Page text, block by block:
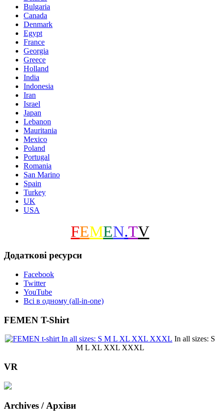
Bulgaria
Canada
Denmark
Egypt
France
Georgia
Greece
Holland
India
Indonesia
Iran
Israel
Japan
Lebanon
Mauritania
Mexico
Poland
Portugal
Romania
San Marino
Spain
Turkey
UK
USA
FEMEN.TV
Додаткові ресурси
Facebook
Twitter
YouTube
Всі в одному (all-in-one)
FEMEN T-Shirt
In all sizes: S
M L XL XXL XXXL
VR
Archives / Архіви